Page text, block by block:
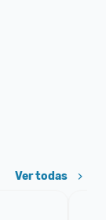
Ver todas